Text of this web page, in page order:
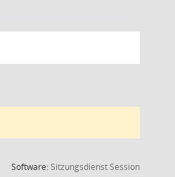
Software:SitzungsdienstSession(Wird in